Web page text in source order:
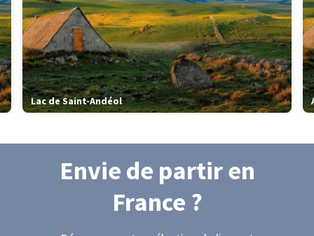
Lac de Saint-Andéol
Envie de partiren
France ?